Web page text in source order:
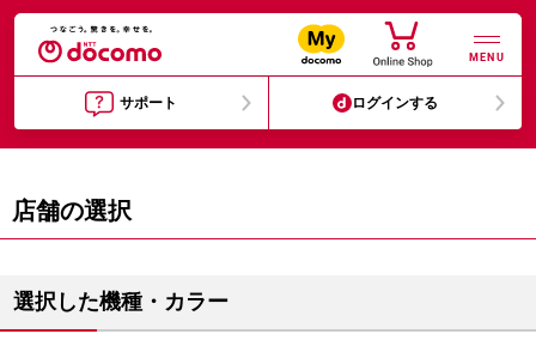
MENU
サポート ログインする
店舗の選択
選択した機種・カラー